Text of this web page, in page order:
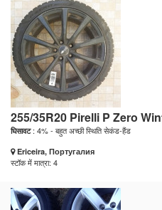
255/35R20 Pirelli P Zero
घिसावट: 4% - बहुत अच्छी स्थिति सेकंड-हैंड
Ericeira, Португалия
स्टॉक में मात्रा: 4